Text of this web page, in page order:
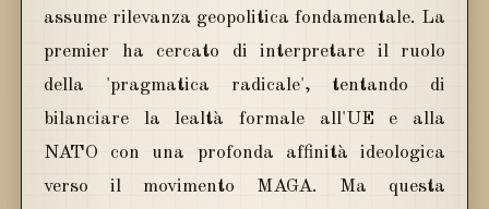
assume rilevanza geopolitica fondamentale. La
premier ha cercato di interpretare il ruolo
della 'pragmatica radicale', tentando di
bilanciare la lealtà formale all'UE e alla
NATO con una profonda affinità ideologica
verso il movimento MAGA. Ma questa